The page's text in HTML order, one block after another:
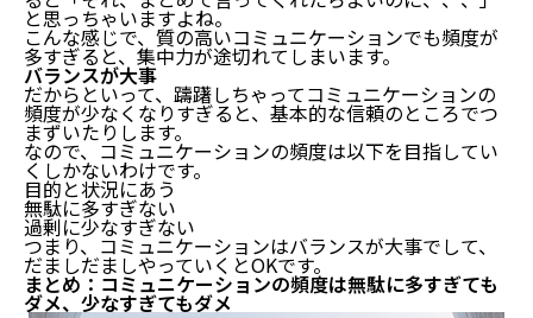
と思っちゃいますよね。
こんな感じで、質の高いコミュニケーションでも頻度が
多すぎると、集中力が途切れてしまいます。
バランスが大事
だからといって、躊躇しちゃってコミュニケーションの
頻度が少なくなりすぎると、基本的な信頼のところでつ
まずいたりします。
なので、コミュニケーションの頻度は以下を目指してい
くしかないわけです。
目的と状況にあう
無駄に多すぎない
過剰に少なすぎない
つまり、コミュニケーションはバランスが大事でして、
だましだましやっていくとOKです。
まとめ：コミュニケーションの頻度は無駄に多すぎても
ダメ、少なすぎてもダメ
まとめ：コミュニケーションの頻度は無駄に多すぎて
もダメ、少なすぎてもダメ